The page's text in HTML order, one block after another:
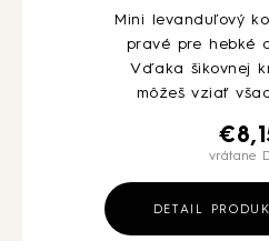
Mini levanduľový
pravé pre hebké
Vďaka šikovnej
môžeš vziať
€
vrátane
DETAIL